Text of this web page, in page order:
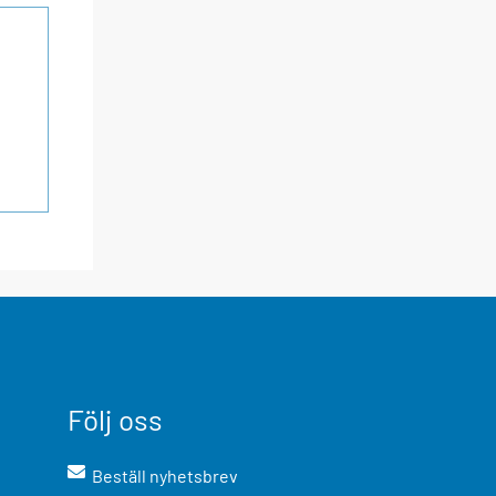
Följ oss
Beställ nyhetsbrev